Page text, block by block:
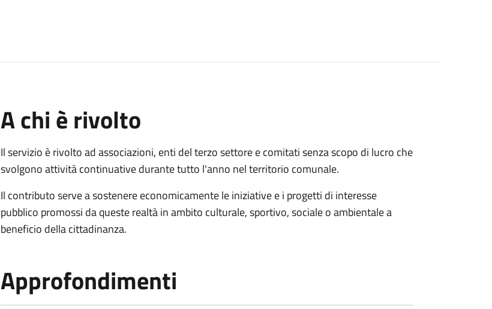
A chi è rivolto
Il servizio è rivolto ad associazioni, enti del terzo settore e comitati senza scopo di lucro che
svolgono attività continuative durante tutto l'anno nel territorio comunale.
Il contributo serve a sostenere economicamente le iniziative e i progetti di interesse
pubblico promossi da queste realtà in ambito culturale, sportivo, sociale o ambientale a
beneficio della cittadinanza.
Approfondimenti